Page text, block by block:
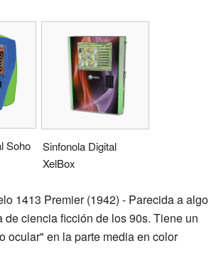
Soho
Sinfonola Digital
XelBox
1413 Premier (1942) - Parecida a algo
de ciencia ficción de los 90s. Tiene un
ocular" en la parte media en color